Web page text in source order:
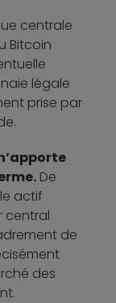
centrale
Bitcoin
légale
prise par
De
actif
central
de
des